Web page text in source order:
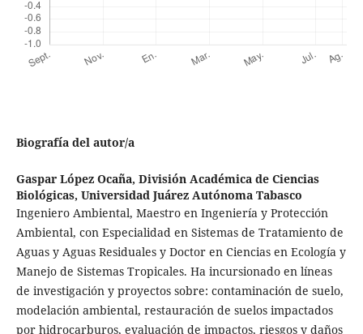
Biografía del autor/a
Gaspar López Ocaña, División Académica de Ciencias
Biológicas, Universidad Juárez Autónoma Tabasco
Ingeniero Ambiental, Maestro en Ingeniería y Protección
Ambiental, con Especialidad en Sistemas de Tratamiento de
Aguas y Aguas Residuales y Doctor en Ciencias en Ecología y
Manejo de Sistemas Tropicales. Ha incursionado en líneas
de investigación y proyectos sobre: contaminación de suelo,
modelación ambiental, restauración de suelos impactados
por hidrocarburos, evaluación de impactos, riesgos y daños